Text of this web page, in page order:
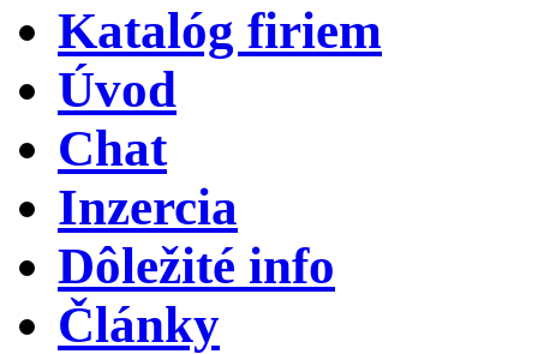
Katalóg firiem
Úvod
Chat
Inzercia
Dôležité info
Články